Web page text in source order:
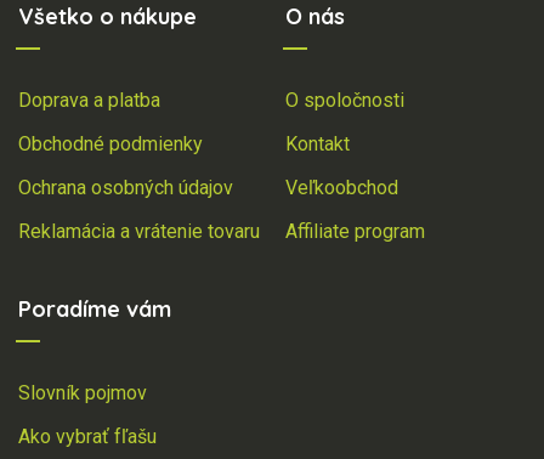
Všetko o nákupe
Doprava a platba
Obchodné podmienky
Ochrana osobných údajov
Reklamácia a vrátenie tovaru
O nás
O spoločnosti
Kontakt
Veľkoobchod
Affiliate program
Poradíme vám
Slovník pojmov
Ako vybrať fľašu